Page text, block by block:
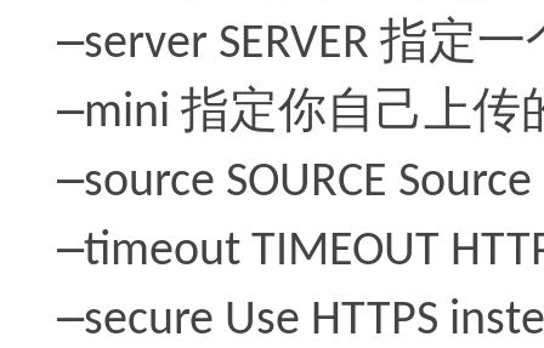
–server SERVER 指定一
–mini 指定你自己上传
–source SOURCE
–timeout TIMEOUT
–secure Use HTTPS